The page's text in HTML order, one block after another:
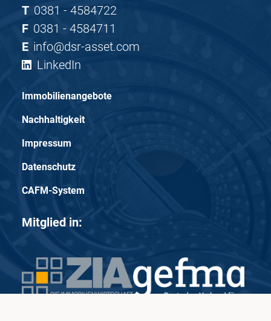
T 0381 - 4584722
F 0381 - 4584711
E info@dsr-asset.com
LinkedIn
Immobilienangebote
Nachhaltigkeit
Impressum
Datenschutz
CAFM-System
Mitglied in: